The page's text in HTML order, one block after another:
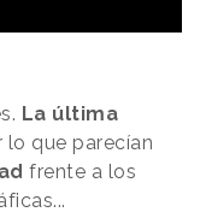
La última
lo que parecían
frente a los